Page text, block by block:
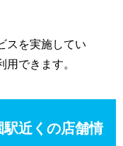
スを実施してい
できます。
近くの店舗情